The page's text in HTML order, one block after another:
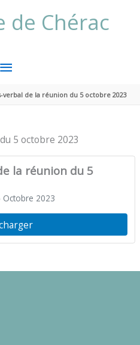
de Chérac
MENU
verbal de la réunion du 5 octobre 2023
5 octobre 2023
la réunion du 5
Octobre 2023